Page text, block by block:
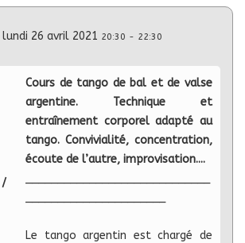
lundi 26 avril 2021 20:30 - 22:30
/
Cours de tango de bal et de valse
argentine. Technique et
entraînement corporel adapté au
tango. Convivialité, concentration,
écoute de l’autre, improvisation....
Le tango argentin est chargé de